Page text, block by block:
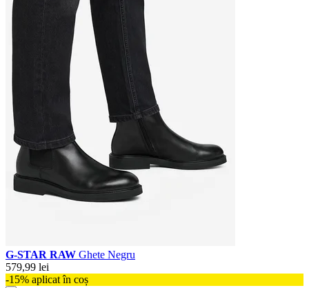
G-STAR RAW Ghete Negru
579,99 lei
-15% aplicat în coș